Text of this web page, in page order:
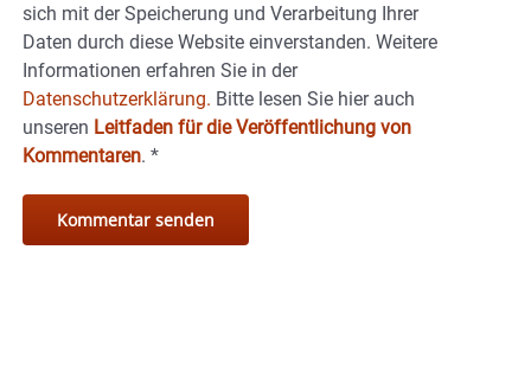
sich mit der Speicherung und Verarbeitung Ihrer
Daten durch diese Website einverstanden. Weitere
Informationen erfahren Sie in der
Datenschutzerklärung. Bitte lesen Sie hier auch
unseren Leitfaden für die Veröffentlichung von
Kommentaren. *